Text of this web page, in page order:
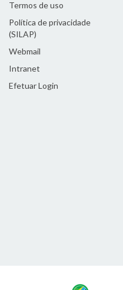
Termos de uso
Política de privacidade
(SILAP)
Webmail
Intranet
Efetuar Login